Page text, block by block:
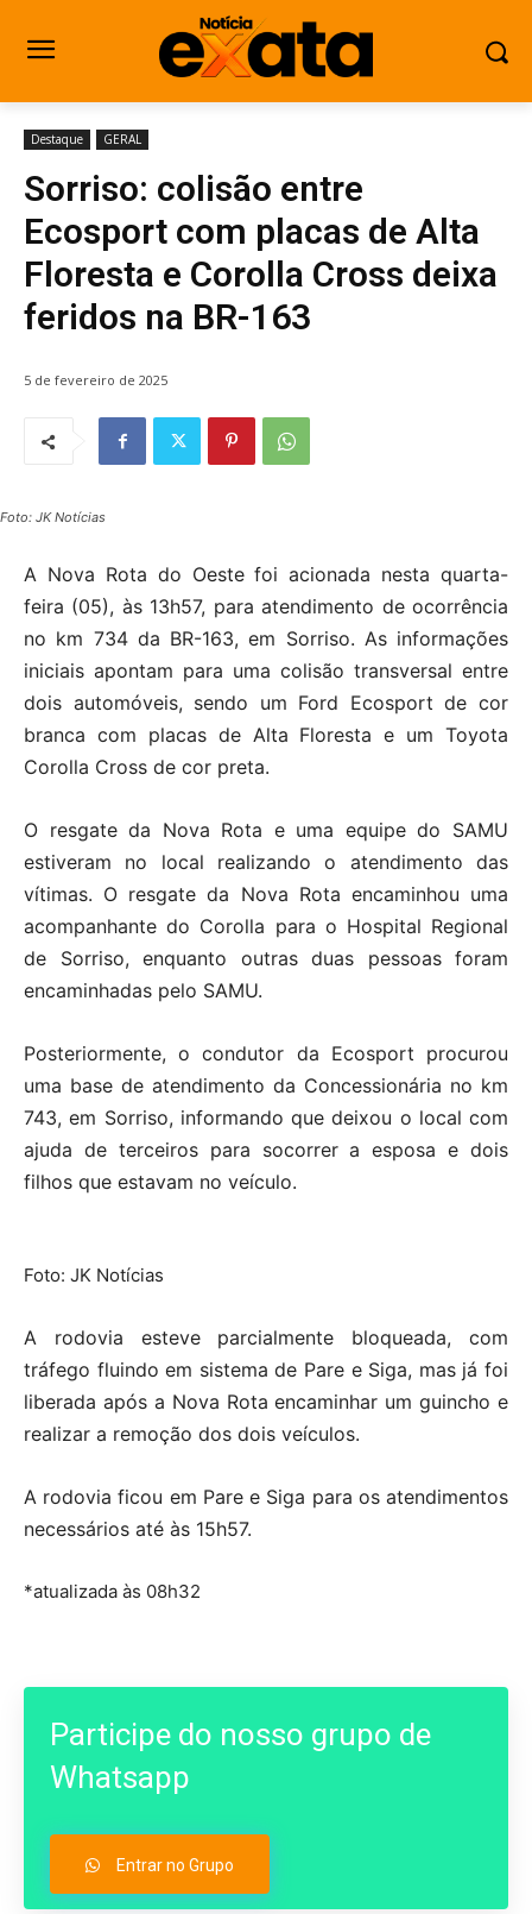
Destaque GERAL
Sorriso: colisão entre
Ecosport com placas de Alta
Floresta e Corolla Cross deixa
feridos na BR-163
5 de fevereiro de 2025
Foto: JK Notícias
A Nova Rota do Oeste foi acionada nesta quarta-
feira (05), às 13h57, para atendimento de ocorrência
no km 734 da BR-163, em Sorriso. As informações
iniciais apontam para uma colisão transversal entre
dois automóveis, sendo um Ford Ecosport de cor
branca com placas de Alta Floresta e um Toyota
Corolla Cross de cor preta.
O resgate da Nova Rota e uma equipe do SAMU
estiveram no local realizando o atendimento das
vítimas. O resgate da Nova Rota encaminhou uma
acompanhante do Corolla para o Hospital Regional
de Sorriso, enquanto outras duas pessoas foram
encaminhadas pelo SAMU.
Posteriormente, o condutor da Ecosport procurou
uma base de atendimento da Concessionária no km
743, em Sorriso, informando que deixou o local com
ajuda de terceiros para socorrer a esposa e dois
filhos que estavam no veículo.
Foto: JK Notícias
A rodovia esteve parcialmente bloqueada, com
tráfego fluindo em sistema de Pare e Siga, mas já foi
liberada após a Nova Rota encaminhar um guincho e
realizar a remoção dos dois veículos.
A rodovia ficou em Pare e Siga para os atendimentos
necessários até às 15h57.
*atualizada às 08h32
Participe do nosso grupo de
Whatsapp
Entrar no Grupo